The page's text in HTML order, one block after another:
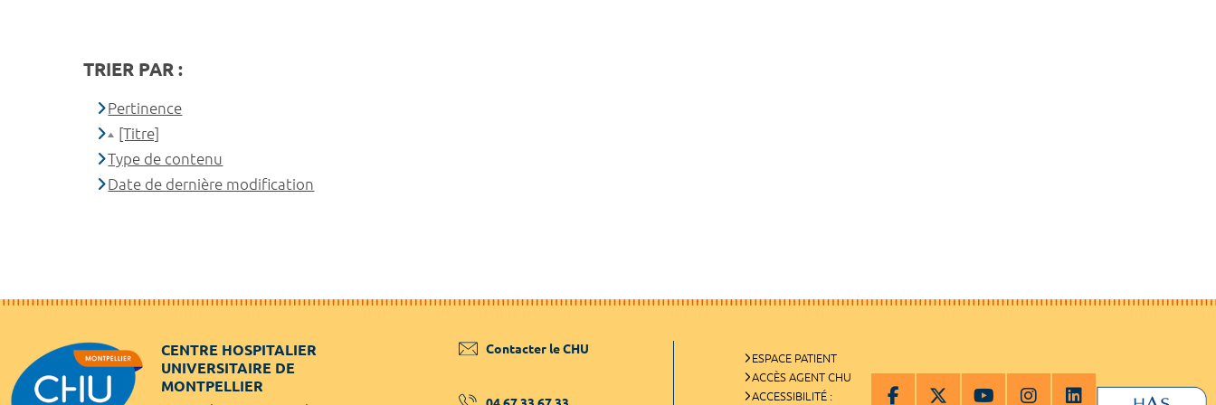
TRIER PAR :
Pertinence
[Titre]
Type de contenu
Date de dernière modification
CENTRE HOSPITALIER
UNIVERSITAIRE DE
MONTPELLIER
Contacter le CHU
ESPACE PATIENT
ACCÈS AGENT CHU
ACCESSIBILITÉ :